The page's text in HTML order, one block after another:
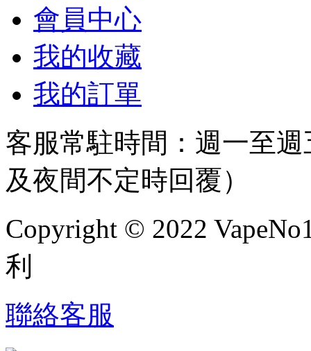
會員中心
我的收藏
我的訂單
客服常駐時間：週一至
及夜間不定時回覆）
Copyright © 2022
利
聯絡客服